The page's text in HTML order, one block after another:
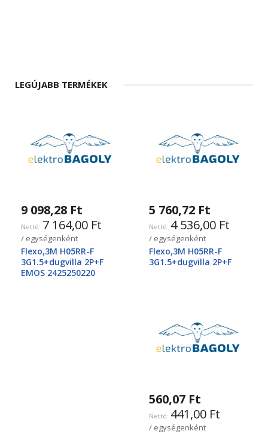
LEGÚJABB TERMÉKEK
9 098,28 Ft
7 164,00 Ft
/ egységenként
Flexo,3M H05RR-F
3G1.5+dugvilla 2P+F
EMOS 2425250220
5 760,72 Ft
4 536,00 Ft
/ egységenként
Flexo,3M H05RR-F
3G1.5+dugvilla 2P+F
560,07 Ft
441,00 Ft
/ egységenként